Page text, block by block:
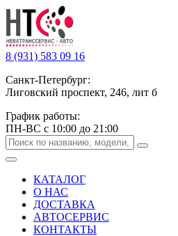
8 (931) 583 09 16
Санкт-Петербург:
Лиговский проспект, 246, лит б
График работы:
ПН-ВС с 10:00 до 21:00
КАТАЛОГ
О НАС
ДОСТАВКА
АВТОСЕРВИС
КОНТАКТЫ